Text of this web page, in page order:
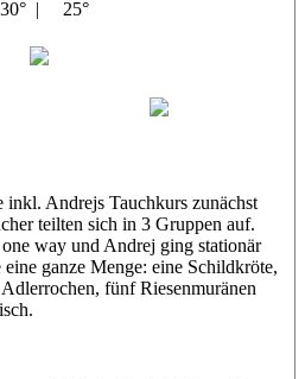
30° | 25°
inkl. Andrejs Tauchkurs zunächst
teilten sich in 3 Gruppen auf.
way und Andrej ging stationär
eine ganze Menge: eine Schildkröte,
fünf Riesenmuränen